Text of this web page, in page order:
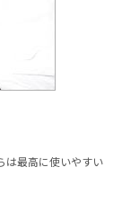
は最高に使いやすい